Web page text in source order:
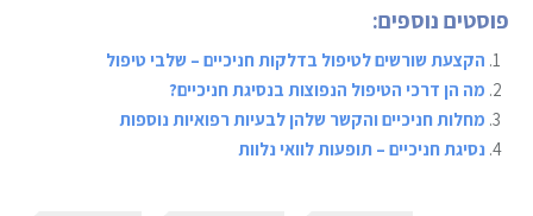
פוסטים נוספים:
הקצעת שורשים לטיפול בדלקות חניכיים – שלבי טיפול
מה הן דרכי הטיפול הנפוצות בנסיגת חניכיים?
מחלות חניכיים והקשר שלהן לבעיות רפואיות נוספות
נסיגת חניכיים – תופעות לוואי נלוות